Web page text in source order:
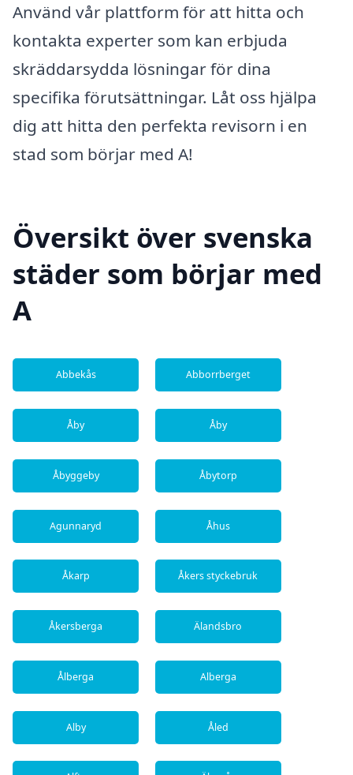
Använd vår plattform för att hitta och
kontakta experter som kan erbjuda
skräddarsydda lösningar för dina
specifika förutsättningar. Låt oss hjälpa
dig att hitta den perfekta revisorn i en
stad som börjar med A!
Översikt över svenska
städer som börjar med
A
Abbekås Abborrberget
Åby Åby
Åbyggeby Åbytorp
Agunnaryd Åhus
Åkarp Åkers styckebruk
Åkersberga Älandsbro
Ålberga Alberga
Alby Åled